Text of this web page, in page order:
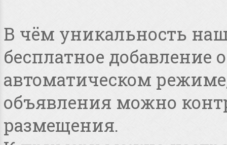
В чём уникальность
бесплатное добавление
автоматическом
объявления можно
размещения.